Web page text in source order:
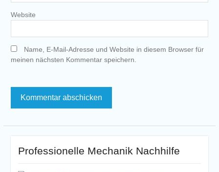
Website
Name, E-Mail-Adresse und Website in diesem Browser für
meinen nächsten Kommentar speichern.
Professionelle Mechanik Nachhilfe